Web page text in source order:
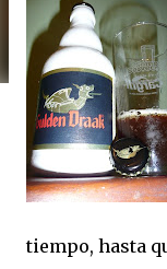
tiempo, hasta